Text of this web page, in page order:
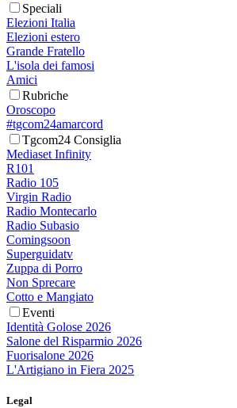
Speciali
Elezioni Italia
Elezioni estero
Grande Fratello
L'isola dei famosi
Amici
Rubriche
Oroscopo
#tgcom24amarcord
Tgcom24 Consiglia
Mediaset Infinity
R101
Radio 105
Virgin Radio
Radio Montecarlo
Radio Subasio
Comingsoon
Superguidatv
Zuppa di Porro
Non Sprecare
Cotto e Mangiato
Eventi
Identità Golose 2026
Salone del Risparmio 2026
Fuorisalone 2026
L'Artigiano in Fiera 2025
Legal